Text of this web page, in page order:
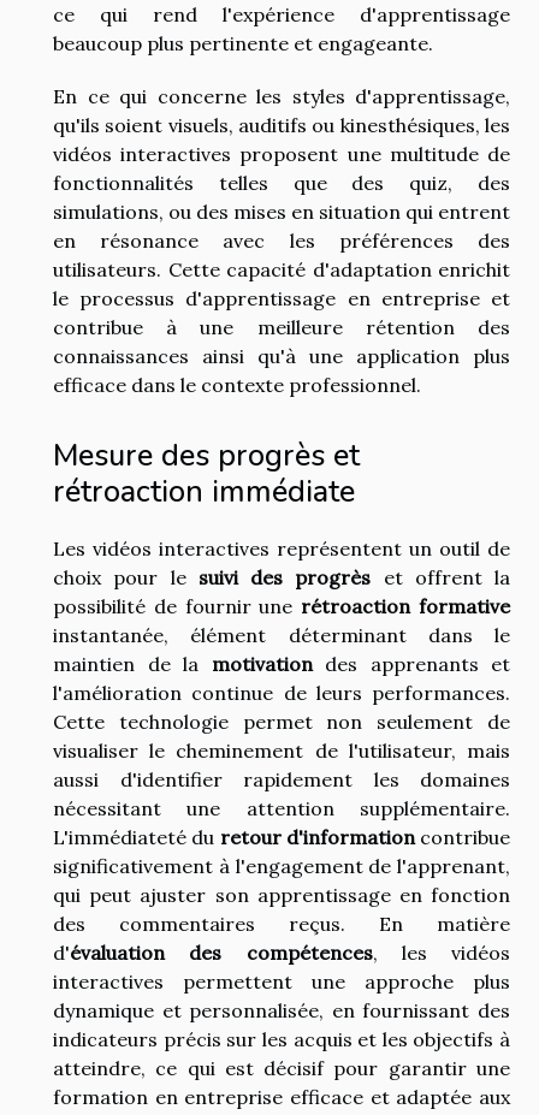
ce qui rend l'expérience d'apprentissage
beaucoup plus pertinente et engageante.
En ce qui concerne les styles d'apprentissage,
qu'ils soient visuels, auditifs ou kinesthésiques, les
vidéos interactives proposent une multitude de
fonctionnalités telles que des quiz, des
simulations, ou des mises en situation qui entrent
en résonance avec les préférences des
utilisateurs. Cette capacité d'adaptation enrichit
le processus d'apprentissage en entreprise et
contribue à une meilleure rétention des
connaissances ainsi qu'à une application plus
efficace dans le contexte professionnel.
Mesure des progrès et
rétroaction immédiate
Les vidéos interactives représentent un outil de
choix pour le suivi des progrès et offrent la
possibilité de fournir une rétroaction formative
instantanée, élément déterminant dans le
maintien de la motivationdes apprenants et
l'amélioration continue de leurs performances.
Cette technologie permet non seulement de
visualiser le cheminement de l'utilisateur, mais
aussi d'identifier rapidement les domaines
nécessitant une attention supplémentaire.
L'immédiateté du retour d'informationcontribue
significativement à l'engagement de l'apprenant,
qui peut ajuster son apprentissage en fonction
des commentaires reçus. En matière
d'évaluation des compétences, les vidéos
interactives permettent une approche plus
dynamique et personnalisée, en fournissant des
indicateurs précis sur les acquis et les objectifs à
atteindre, ce qui est décisif pour garantir une
formation en entreprise efficace et adaptée aux